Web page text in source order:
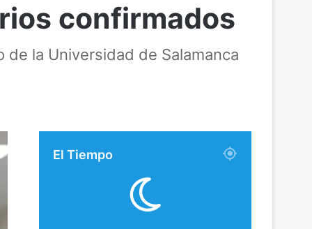
confirmados
la Universidad de Salamanca
El Tiempo